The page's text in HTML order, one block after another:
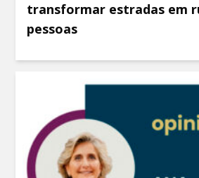
transformar estradas em
pessoas